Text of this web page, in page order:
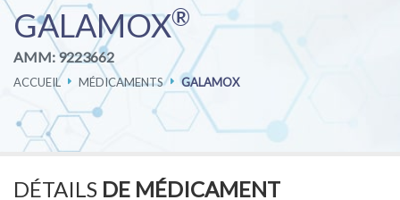
LABORATOIRES GALPHARMA
PRODUITS
PHARMACOVIGILANCE
GALAMOX®
AMM: 9223662
ACCUEIL MÉDICAMENTS GALAMOX
DÉTAILS DE MÉDICAMENT